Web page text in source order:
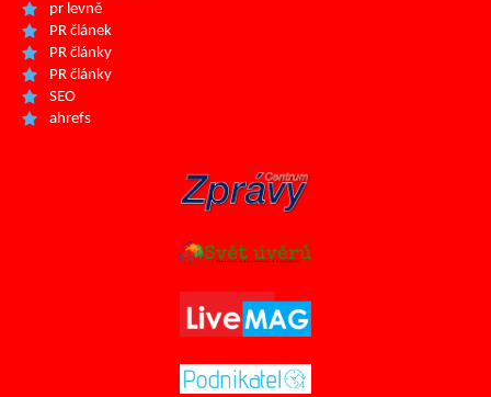
pr levně
PR článek
PR články
PR články
SEO
ahrefs